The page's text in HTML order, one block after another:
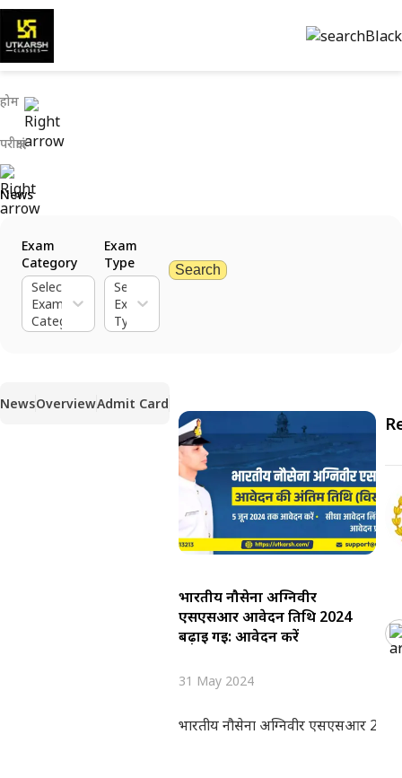
होम
परीक्षाएं
News
Exam
Category
Select
Exam
Category
Exam
Type
Select
Exam
Type
Search
NewsOverviewAdmit Card
भारतीय नौसेना अग्निवीर
एसएसआर आवेदन तिथि 2024
बढ़ाई गई: आवेदन करें
31 May 2024
भारतीय नौसेना अग्निवीर एसएसआर